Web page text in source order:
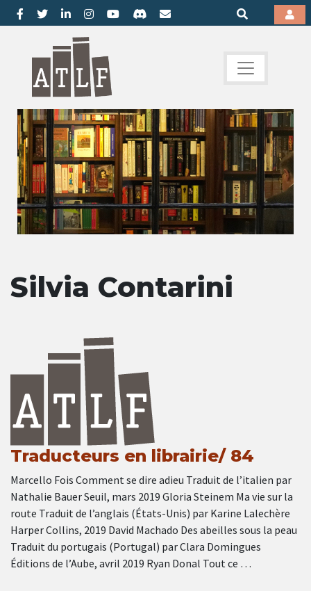
Silvia Contarini
Traducteurs en librairie/ 84
Marcello Fois Comment se dire adieu Traduit de l’italien par
Nathalie Bauer Seuil, mars 2019 Gloria Steinem Ma vie sur la
route Traduit de l’anglais (États-Unis) par Karine Lalechère
Harper Collins, 2019 David Machado Des abeilles sous la peau
Traduit du portugais (Portugal) par Clara Domingues
Éditions de l’Aube, avril 2019 Ryan Donal Tout ce …